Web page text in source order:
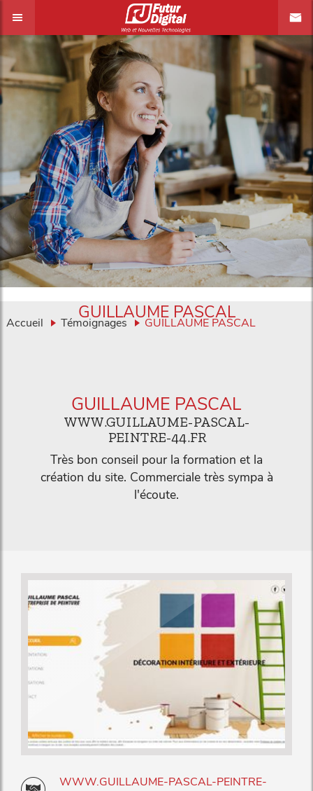
Accueil Témoignages GUILLAUME PASCAL
GUILLAUME PASCAL
GUILLAUME PASCAL
WWW.GUILLAUME-PASCAL-
PEINTRE-44.FR
Très bon conseil pour la formation et la
création du site. Commerciale très sympa à
l'écoute.
WWW.GUILLAUME-PASCAL-PEINTRE-